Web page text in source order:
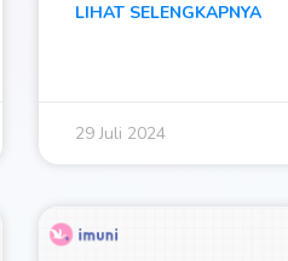
LIHAT SELENGKAPNYA
29 Juli 2024